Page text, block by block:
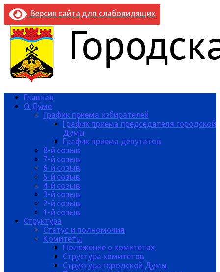
Версия сайта для слабовидящих
Главная
О Думе
График приема избирателей
График приема председателя городской
Думы
График приема депутатов
8-й созыв
7-й созыв
6-й созыв
5-й созыв
4-й созыв
3-й созыв
2-й созыв
1-й созыв
Структура
Статус и полномочия
Комитеты
Положение о комитетах
Структура комитетов
Структура городской Думы